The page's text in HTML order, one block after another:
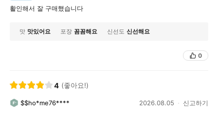
활인해서 잘 구매했습니다
맛 맛있어요 포장 꼼꼼해요 신선도 신선해요
0
4 (좋아요!)
$$ho*me76**** 2026.08.05 신고하기